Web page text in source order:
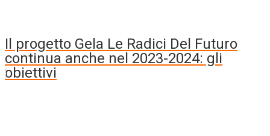
Il progetto Gela Le Radici Del Futuro
continua anche nel 2023-2024: gli
obiettivi